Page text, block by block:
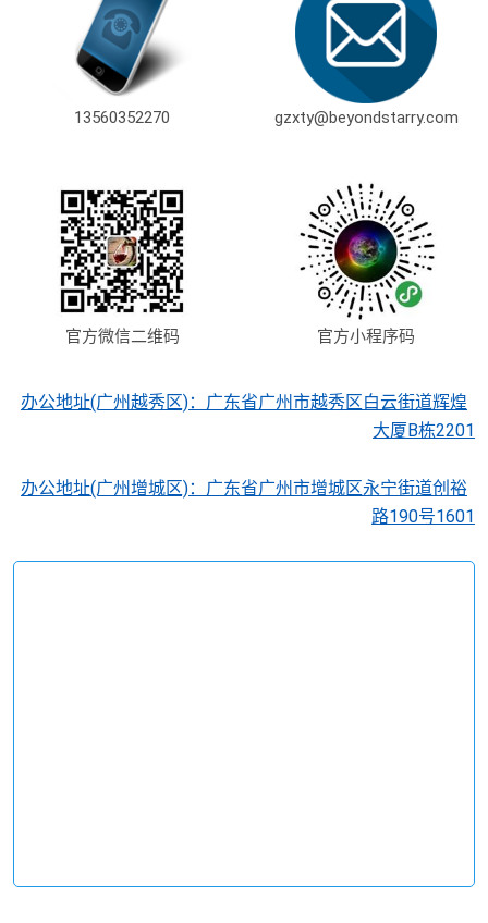
13560352270 gzxty@beyondstarry.com
官方微信二维码 官方小程序码
办公地址(广州越秀区)：广东省广州市越秀区白云街道辉煌
大厦B栋2201
办公地址(广州增城区)：广东省广州市增城区永宁街道创裕
路190号1601